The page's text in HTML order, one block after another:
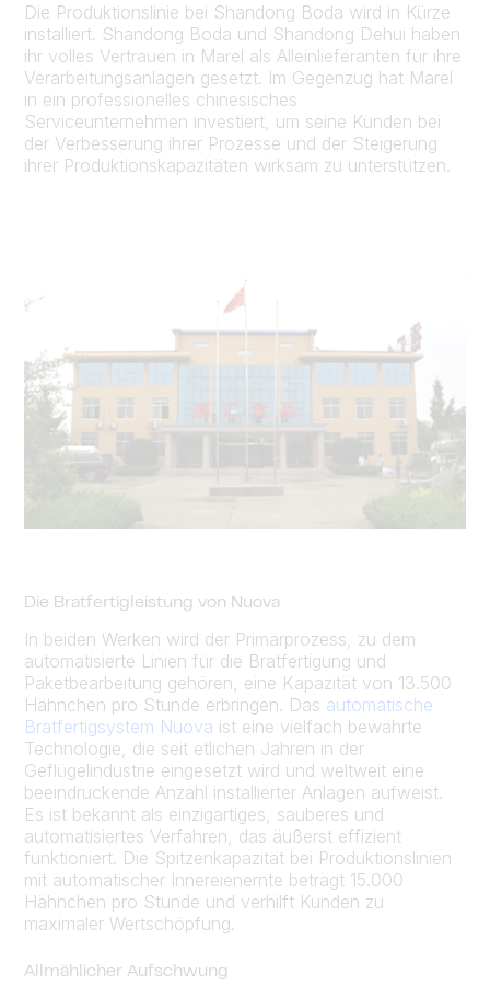
Die Produktionslinie bei Shandong Boda wird in Kürze
installiert. Shandong Boda und Shandong Dehui haben
ihr volles Vertrauen in Marel als Alleinlieferanten für ihre
Verarbeitungsanlagen gesetzt. Im Gegenzug hat Marel
in ein professionelles chinesisches
Serviceunternehmen investiert, um seine Kunden bei
der Verbesserung ihrer Prozesse und der Steigerung
ihrer Produktionskapazitäten wirksam zu unterstützen.
Die Bratfertigleistung von Nuova
In beiden Werken wird der Primärprozess, zu dem
automatisierte Linien für die Bratfertigung und
Paketbearbeitung gehören, eine Kapazität von 13.500
Hähnchen pro Stunde erbringen. Das automatische
Bratfertigsystem Nuova ist eine vielfach bewährte
Technologie, die seit etlichen Jahren in der
Geflügelindustrie eingesetzt wird und weltweit eine
beeindruckende Anzahl installierter Anlagen aufweist.
Es ist bekannt als einzigartiges, sauberes und
automatisiertes Verfahren, das äußerst effizient
funktioniert. Die Spitzenkapazität bei Produktionslinien
mit automatischer Innereienernte beträgt 15.000
Hähnchen pro Stunde und verhilft Kunden zu
maximaler Wertschöpfung.
Allmählicher Aufschwung